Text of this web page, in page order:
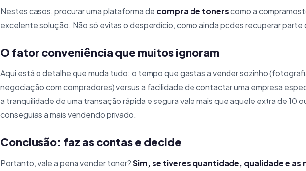
Nestes casos, procurar uma plataforma de compra de tonerscomo a
excelente solução. Não só evitas o desperdício, como ainda podes recuperar parte
O fator conveniência que muitos ignoram
Aqui está o detalhe que muda tudo: o tempo que gastas a vender sozinho
negociação com compradores) versus a facilidade de contactar uma empresa
a tranquilidade de uma transação rápida e segura vale mais que aquele extra de 10
conseguias a mais vendendo privado.
Conclusão: faz as contas e decide
Portanto, vale a pena vender toner?Sim, se tiveres quantidade, qualidade e as